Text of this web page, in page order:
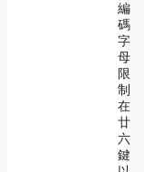
編
碼
字
母
限
制
在
廿
六
鍵